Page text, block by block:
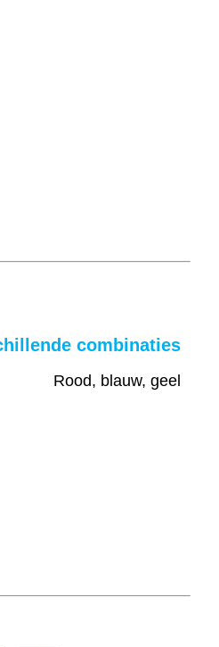
combinaties
Rood, blauw, geel